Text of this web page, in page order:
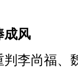
成风
李尚福、